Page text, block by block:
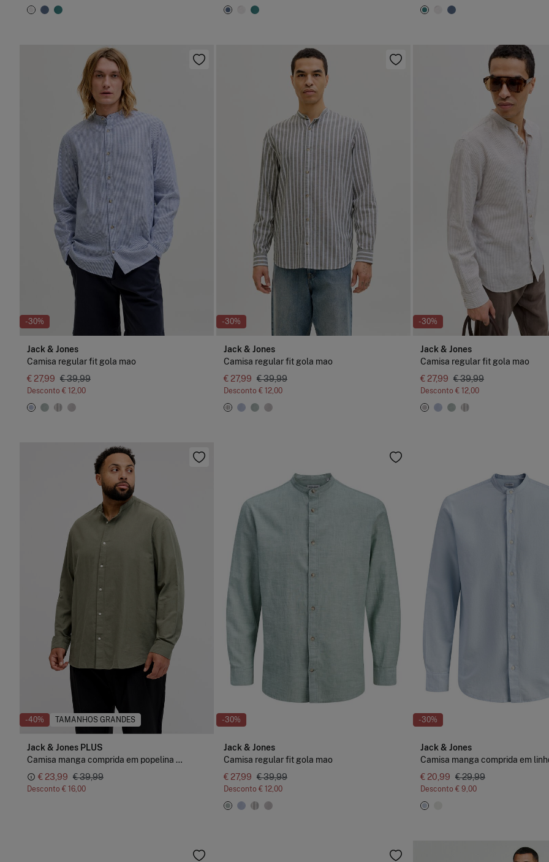
-30%
Jack & Jones
Camisa regular fit gola mao
€ 27,99 € 39,99
Desconto € 12,00
-30%
Jack & Jones
Camisa regular fit gola mao
€ 27,99 € 39,99
Desconto € 12,00
-30%
Jack & Jones
Camisa regular fit gola mao
€ 27,99 € 39,99
Desconto € 12,00
-40% TAMANHOS GRANDES
Jack & Jones PLUS
Camisa manga comprida em popelina fina
€ 23,99 € 39,99
Desconto € 16,00
-30%
Jack & Jones
Camisa regular fit gola mao
€ 27,99 € 39,99
Desconto € 12,00
-30%
Jack & Jones
Camisa manga comprida em
€ 20,99 € 29,99
Desconto € 9,00